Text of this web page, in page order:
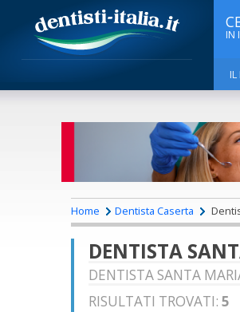
IN
IL
Home Dentista Caserta
DENTISTA
DENTISTA SANTA
RISULTATI TROVATI: 5